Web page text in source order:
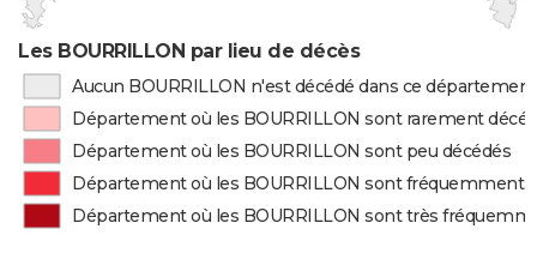
Les BOURRILLON par lieu de décès
Aucun BOURRILLON n'est décédé dans ce département
Département où les BOURRILLON sont rarement
Département où les BOURRILLON sont peu décédés
Département où les BOURRILLON sont fréquemment
Département où les BOURRILLON sont très